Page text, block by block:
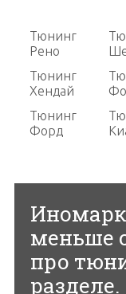
Тюнинг
Рено
Тюнинг
Хендай
Тюнинг
Форд
меньше
про
разделе.